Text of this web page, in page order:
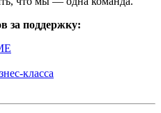
за поддержку:
класса